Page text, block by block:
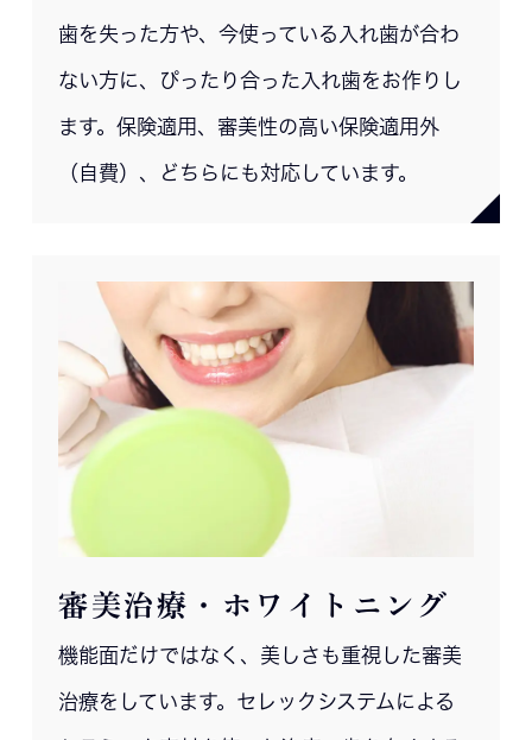
歯を失った方や、今使っている入れ歯が合わ
ない方に、ぴったり合った入れ歯をお作りし
ます。保険適用、審美性の高い保険適用外
（自費）、どちらにも対応しています。
審美治療・ホワイトニング
機能面だけではなく、美しさも重視した審美
治療をしています。セレックシステムによる